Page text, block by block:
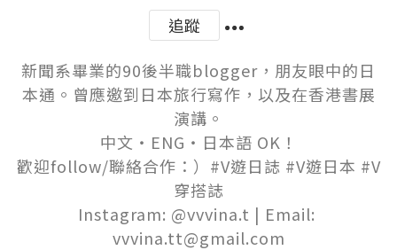
追蹤
新聞系畢業的90後半職blogger，朋友眼中的日
本通。曾應邀到日本旅行寫作，以及在香港書展
演講。
中文・ENG・日本語 OK！
歡迎follow/聯絡合作：）#V遊日誌 #V遊日本 #V
穿搭誌
Instagram: @vvvina.t | Email:
vvvina.tt@gmail.com